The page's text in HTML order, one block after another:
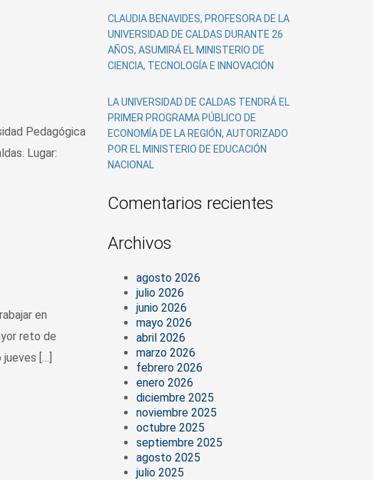
Pedagógica
Lugar:
en
reto de
[…]
CLAUDIA BENAVIDES, PROFESORA DE LA
UNIVERSIDAD DE CALDAS DURANTE 26
AÑOS, ASUMIRÁ EL MINISTERIO DE
CIENCIA, TECNOLOGÍA E INNOVACIÓN
LA UNIVERSIDAD DE CALDAS TENDRÁ EL
PRIMER PROGRAMA PÚBLICO DE
ECONOMÍA DE LA REGIÓN, AUTORIZADO
POR EL MINISTERIO DE EDUCACIÓN
NACIONAL
Comentarios recientes
Archivos
agosto 2026
julio 2026
junio 2026
mayo 2026
abril 2026
marzo 2026
febrero 2026
enero 2026
diciembre 2025
noviembre 2025
octubre 2025
septiembre 2025
agosto 2025
julio 2025